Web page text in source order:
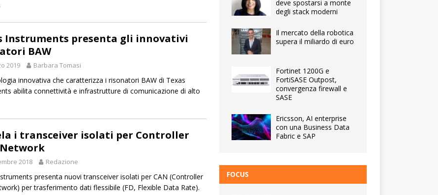
Instruments presenta gli innovativi
BAW
2019 Barbara Tomasi
innovativa che caratterizza i risonatori BAW di Texas
abilita connettività e infrastrutture di comunicazione di alto
i transceiver isolati per Controller
2018 Redazione
presenta nuovi transceiver isolati per CAN (Controller
per trasferimento dati flessibile (FD, Flexible Data Rate).
deve spostarsi a monte
degli stack moderni
Il mercato della robotica
supera il miliardo di euro
Fortinet 1200G e
FortiSASE Outpost,
convergenza firewall e
SASE
Ericsson, AI enterprise
con una Business Data
Fabric e SAP
FOCUS